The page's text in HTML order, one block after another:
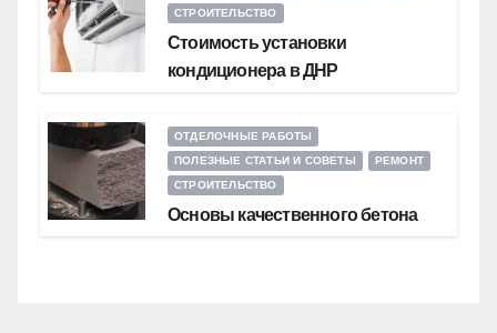
СТРОИТЕЛЬСТВО
Стоимость установки
кондиционера в ДНР
ОТДЕЛОЧНЫЕ РАБОТЫ
ПОЛЕЗНЫЕ СТАТЬИ И СОВЕТЫ
РЕМОНТ
СТРОИТЕЛЬСТВО
Основы качественного бетона